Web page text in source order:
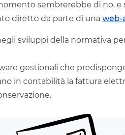
sembrerebbe di no, e
diretto da parte di una web-
sviluppi della normativa
gestionali che
in contabilità la fattura